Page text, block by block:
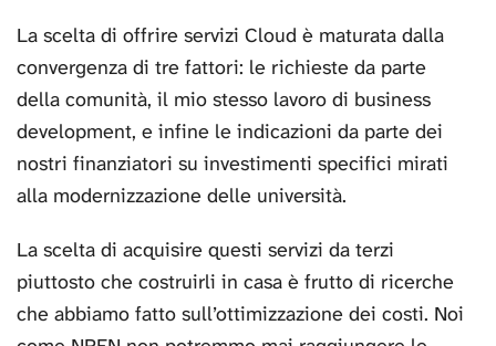
La scelta di offrire servizi Cloud è maturata dalla
convergenza di tre fattori: le richieste da parte
della comunità, il mio stesso lavoro di business
development, e infine le indicazioni da parte dei
nostri finanziatori su investimenti specifici mirati
alla modernizzazione delle università.
La scelta di acquisire questi servizi da terzi
piuttosto che costruirli in casa è frutto di ricerche
che abbiamo fatto sull’ottimizzazione dei costi. Noi